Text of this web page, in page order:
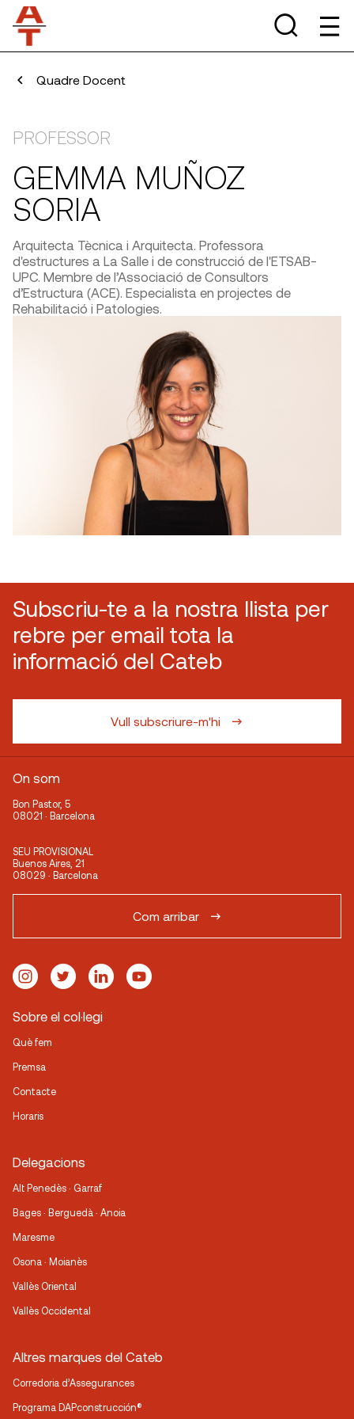
Quadre Docent
PROFESSOR
GEMMA MUÑOZ
SORIA
Arquitecta Tècnica i Arquitecta. Professora
d'estructures a La Salle i de construcció de l'ETSAB-
UPC. Membre de l’Associació de Consultors
d’Estructura (ACE). Especialista en projectes de
Rehabilitació i Patologies.
Subscriu-te a la nostra llista per
rebre per email tota la
informació del Cateb
Vull subscriure-m'hi
On som
Bon Pastor, 5
08021 · Barcelona
SEU PROVISIONAL
Buenos Aires, 21
08029 · Barcelona
Com arribar
Sobre el col·legi
Què fem
Premsa
Contacte
Horaris
Delegacions
Alt Penedès · Garraf
Bages · Berguedà · Anoia
Maresme
Osona · Moianès
Vallès Oriental
Vallès Occidental
Altres marques del Cateb
Corredoria d’Assegurances
Programa DAPconstrucción®